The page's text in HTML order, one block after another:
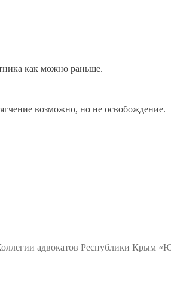
как можно раньше.
возможно, но не освобождение.
адвокатов Республики